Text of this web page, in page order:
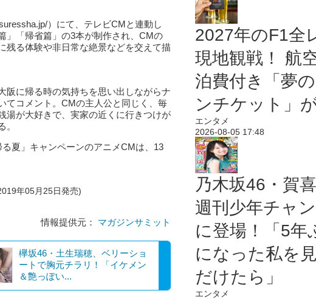
）にて、テレビCMと連動し
」「帰省篇」の3本が制作され、CMの
残る体験や非日常な絶景などを交えて描
阪に帰る時の気持ちを思い出しながらナ
てコメント。CMの主人公と同じく、毎
湯が大好きで、実家の近くに行きつけが
。
夏」キャンペーンのアニメCMは、13
年05月25日発売)
情報提供元： マガジンサミット
欅坂46・土生瑞穂、ベリーショ
ートで胸元チラリ！「イケメン
＆艶っぽい...
2027年のF1全
現地観戦！ 航
泊費付き「夢
ンチケット」
エンタメ
2026-08-05 17:48
乃木坂46・賀
週刊少年チャ
に登場！「5年
になった私を
だけたら」
エンタメ